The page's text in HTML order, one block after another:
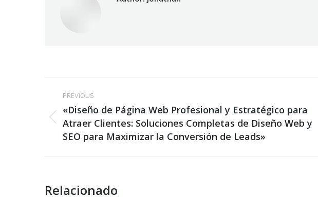
Post
navigation
PREVIOUS
Previous
post:
«Diseño de Página Web Profesional y Estratégico para
Atraer Clientes: Soluciones Completas de Diseño Web y
SEO para Maximizar la Conversión de Leads»
Relacionado